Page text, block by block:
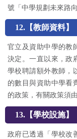
號「中學規劃未來路
12.【教師資料】
官立及資助中學的教
決定。一直以來，政
學校聘請額外教師，
的數目與資助中學看
的政策，有關政策須
13.【學校設施】
政府已透過「學校改